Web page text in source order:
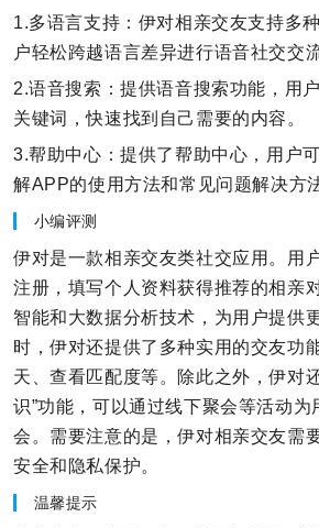
1.多语言支持：伊对相亲交友支持多
户轻松跨越语言差异进行语音社交交流
2.语音搜索：提供语音搜索功能，用
关键词，快速找到自己需要的内容。
3.帮助中心：提供了帮助中心，用户
解APP的使用方法和常见问题解决方
小编评测
伊对是一款相亲交友类社交应用。用
注册，填写个人资料获得推荐的相亲
智能和大数据分析技术，为用户提供
时，伊对还提供了多种实用的交友功
天、查看匹配度等。除此之外，伊对
识”功能，可以通过线下聚会等活动
会。需要注意的是，伊对相亲交友需
安全和隐私保护。
温馨提示